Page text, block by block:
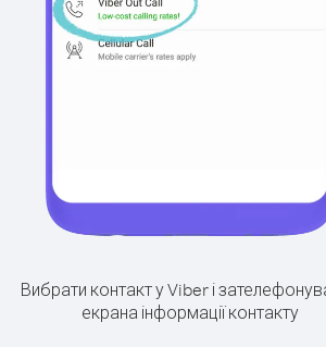
Вибрати контакт у Viber і
екрана інформації контакту